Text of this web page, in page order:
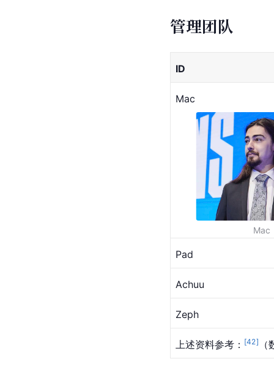
管理团队
ID
Mac
Mac
Pad
Achuu
Zeph
上述资料参考： [42]